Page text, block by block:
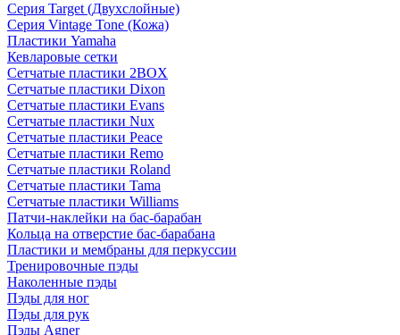
Серия Target (Двухслойные)
Серия Vintage Tone (Кожа)
Пластики Yamaha
Кевларовые сетки
Сетчатые пластики 2BOX
Сетчатые пластики Dixon
Сетчатые пластики Evans
Сетчатые пластики Nux
Сетчатые пластики Peace
Сетчатые пластики Remo
Сетчатые пластики Roland
Сетчатые пластики Tama
Сетчатые пластики Williams
Патчи-наклейки на бас-барабан
Кольца на отверстие бас-барабана
Пластики и мембраны для перкуссии
Тренировочные пэды
Наколенные пэды
Пэды для ног
Пэды для рук
Пэды Agner